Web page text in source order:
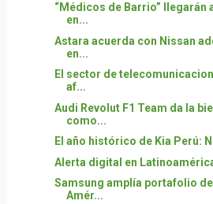
“Médicos de Barrio” llegarán
en...
Astara acuerda con Nissan
en...
El sector de
af...
Audi Revolut F1 Team da la
como...
El año histórico de Kia Perú:
Alerta digital en
Samsung amplía portafolio
Amér...